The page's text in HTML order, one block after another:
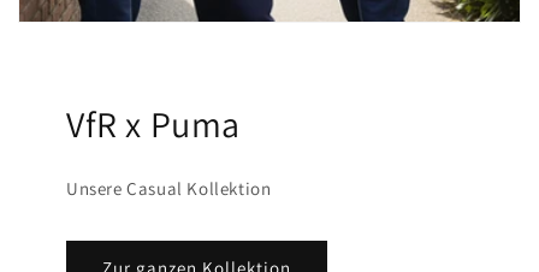
VfR x Puma
Unsere Casual Kollektion